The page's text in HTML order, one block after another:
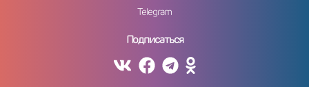
Telegram
Подписаться